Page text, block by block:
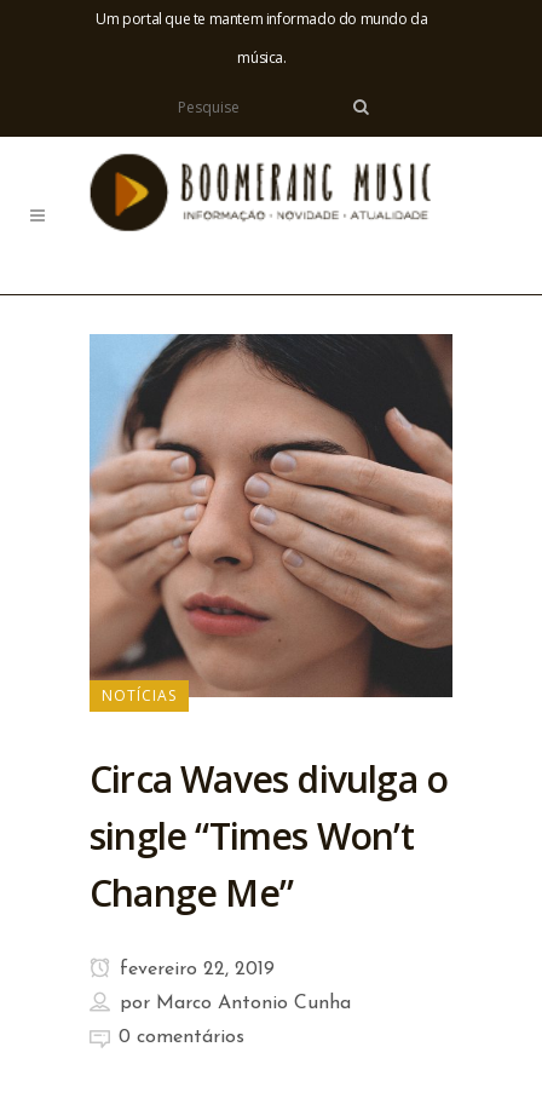
Um portal que te mantem informado do mundo da
música.
NOTÍCIAS
Circa Waves divulga o
single “Times Won’t
Change Me”
fevereiro 22, 2019
por Marco Antonio Cunha
0 comentários